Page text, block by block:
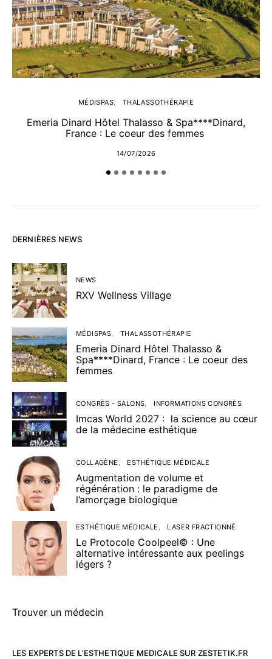
MÉDISPAS THALASSOTHÉRAPIE
Emeria Dinard Hôtel Thalasso & Spa****Dinard,
France : Le coeur des femmes
14/07/2026
DERNIÈRES NEWS
NEWS
RXV Wellness Village
MÉDISPAS THALASSOTHÉRAPIE
Emeria Dinard Hôtel Thalasso &
Spa****Dinard, France : Le coeur des
femmes
CONGRÈS - SALONS INFORMATIONS CONGRÈS
Imcas World 2027 : la science au cœur
de la médecine esthétique
COLLAGÈNE ESTHÉTIQUE MÉDICALE
Augmentation de volume et
régénération : le paradigme de
l’amorçage biologique
ESTHÉTIQUE MÉDICALE LASER FRACTIONNÉ
Le Protocole Coolpeel© : Une
alternative intéressante aux peelings
légers ?
Trouver un médecin
LES EXPERTS DE L’ESTHETIQUE MEDICALE SUR ZESTETIK.FR